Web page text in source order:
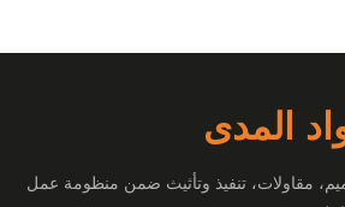
تنفيذ وتأثيث ضمن منظومة عمل